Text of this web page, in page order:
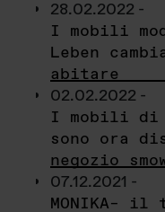
28.02.2022 -
I mobili
Leben
abitare
02.02.2022 -
I mobili di
sono ora
negozio
07.12.2021 -
MONIKA–